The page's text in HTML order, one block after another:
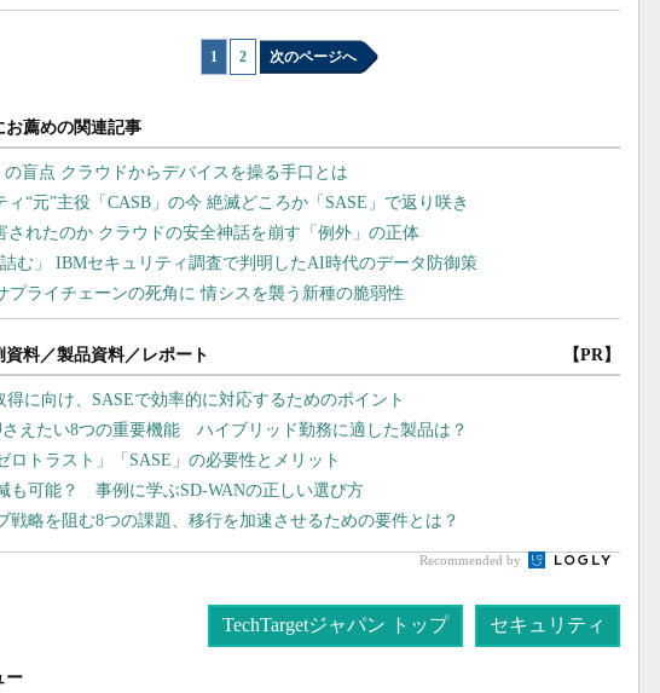
1 2 次のページへ
料／製品資料／レポート 【PR】
得に向け、SASEで効率的に対応するためのポイント
さえたい8つの重要機能 ハイブリッド勤務に適した製品は？
ロトラスト」「SASE」の必要性とメリット
も可能？ 事例に学ぶSD-WANの正しい選び方
戦略を阻む8つの課題、移行を加速させるための要件とは？
Recommended by
TechTargetジャパン トップ セキュリティ